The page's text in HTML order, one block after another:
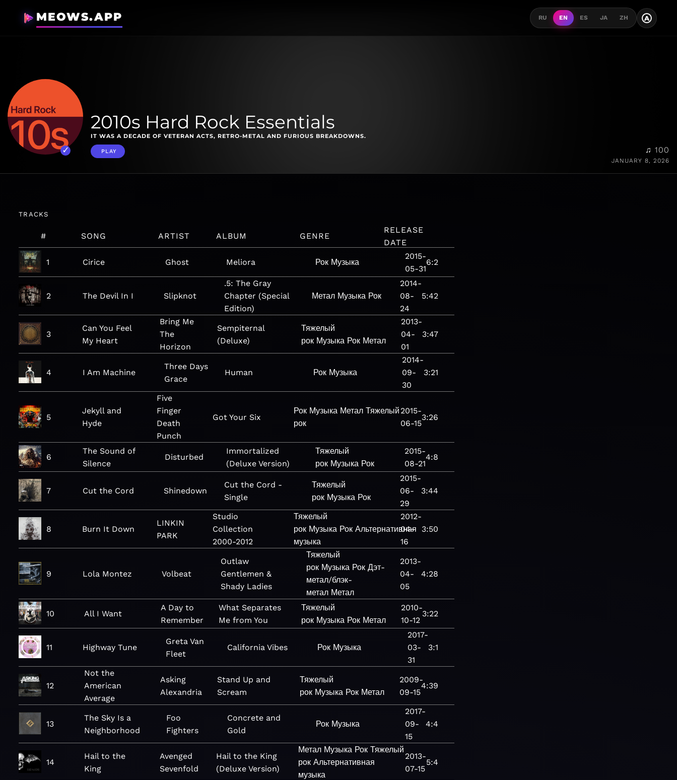
MEOWS.APP RU EN ES JA ZH A
2010s Hard Rock Essentials
IT WAS A DECADE OF VETERAN ACTS, RETRO-METAL AND FURIOUS BREAKDOWNS.
PLAY ♫ 100
JANUARY 8, 2026
TRACKS
# SONG ARTIST ALBUM GENRE
RELEASE
DATE
1 Cirice Ghost Meliora Рок Музыка
2015-
05-31
6:2
2 The Devil In I Slipknot
.5: The Gray
Chapter (Special
Edition)
Метал Музыка Рок
2014-
08-
24
5:42
3
Can You Feel
My Heart
Bring Me
The
Horizon
Sempiternal
(Deluxe)
Тяжелый
рок Музыка Рок Метал
2013-
04-
01
3:47
4 I Am Machine
Three Days
Grace
Human Рок Музыка
2014-
09-
30
3:21
5
Jekyll and
Hyde
Five
Finger
Death
Punch
Got Your Six
Рок Музыка Метал Тяжелый
рок
2015-
06-15
3:26
6
The Sound of
Silence
Disturbed
Immortalized
(Deluxe Version)
Тяжелый
рок Музыка Рок
2015-
08-21
4:8
7 Cut the Cord Shinedown
Cut the Cord -
Single
Тяжелый
рок Музыка Рок
2015-
06-
29
3:44
8 Burn It Down
LINKIN
PARK
Studio
Collection
2000-2012
Тяжелый
рок Музыка Рок Альтернативная
музыка
2012-
04-
16
3:50
9 Lola Montez Volbeat
Outlaw
Gentlemen &
Shady Ladies
Тяжелый
рок Музыка Рок Дэт-
метал/блэк-
метал Метал
2013-
04-
05
4:28
10 All I Want
A Day to
Remember
What Separates
Me from You
Тяжелый
рок Музыка Рок Метал
2010-
10-12
3:22
11 Highway Tune
Greta Van
Fleet
California Vibes Рок Музыка
2017-
03-
31
3:1
12
Not the
American
Average
Asking
Alexandria
Stand Up and
Scream
Тяжелый
рок Музыка Рок Метал
2009-
09-15
4:39
13
The Sky Is a
Neighborhood
Foo
Fighters
Concrete and
Gold
Рок Музыка
2017-
09-
15
4:4
14
Hail to the
King
Avenged
Sevenfold
Hail to the King
(Deluxe Version)
Метал Музыка Рок Тяжелый
рок Альтернативная
музыка
2013-
07-15
5:4